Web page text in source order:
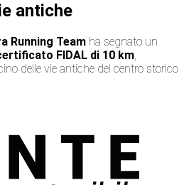
antiche
Running Team ha segnato un
FIDAL di 10 km,
delle vie antiche del centro storico